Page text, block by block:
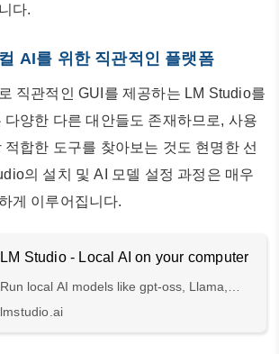
다.
AI를 위한 직관적인 플랫폼
직관적인 GUI를 제공하는 LM Studio를
다양한 다른 대안들도 존재하므로, 사용
적합한 도구를 찾아보는 것도 현명한 선
의 설치 및 AI 모델 설정 과정은 매우
게 이루어집니다.
LM Studio - Local AI on your computer
Run local AI models like gpt-oss, Llama,
your computer.
lmstudio.ai